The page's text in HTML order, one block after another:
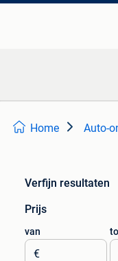
Home Auto-
Verfijn resultaten
Prijs
van
€